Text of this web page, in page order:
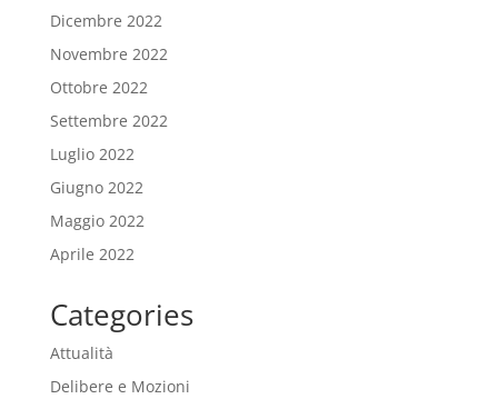
Dicembre 2022
Novembre 2022
Ottobre 2022
Settembre 2022
Luglio 2022
Giugno 2022
Maggio 2022
Aprile 2022
Categories
Attualità
Delibere e Mozioni